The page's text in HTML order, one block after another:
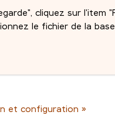
cliquez sur l'item
le fichier de la
et configuration »